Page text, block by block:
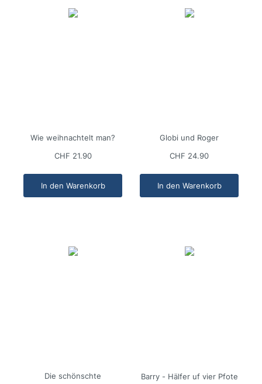
Wie weihnachtelt man?
CHF 21.90
In den Warenkorb
Globi und Roger
CHF 24.90
In den Warenkorb
Die schönschte
Barry - Hälfer uf vier Pfote